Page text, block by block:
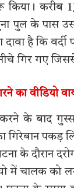
किया। करीब
पुल के पास
है कि
गिर गए
का वीडियो
के बाद
गिरेबान पकड़
के दौरान
में चालक को